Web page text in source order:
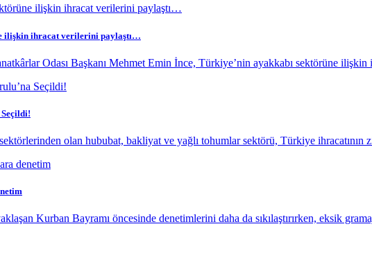
ilişkin ihracat verilerini paylaştı…
Odası Başkanı Mehmet Emin İnce, Türkiye’nin ayakkabı sektörüne
olan hububat, bakliyat ve yağlı tohumlar sektörü, Türkiye ihracatının
Kurban Bayramı öncesinde denetimlerini daha da sıkılaştırırken, eksik